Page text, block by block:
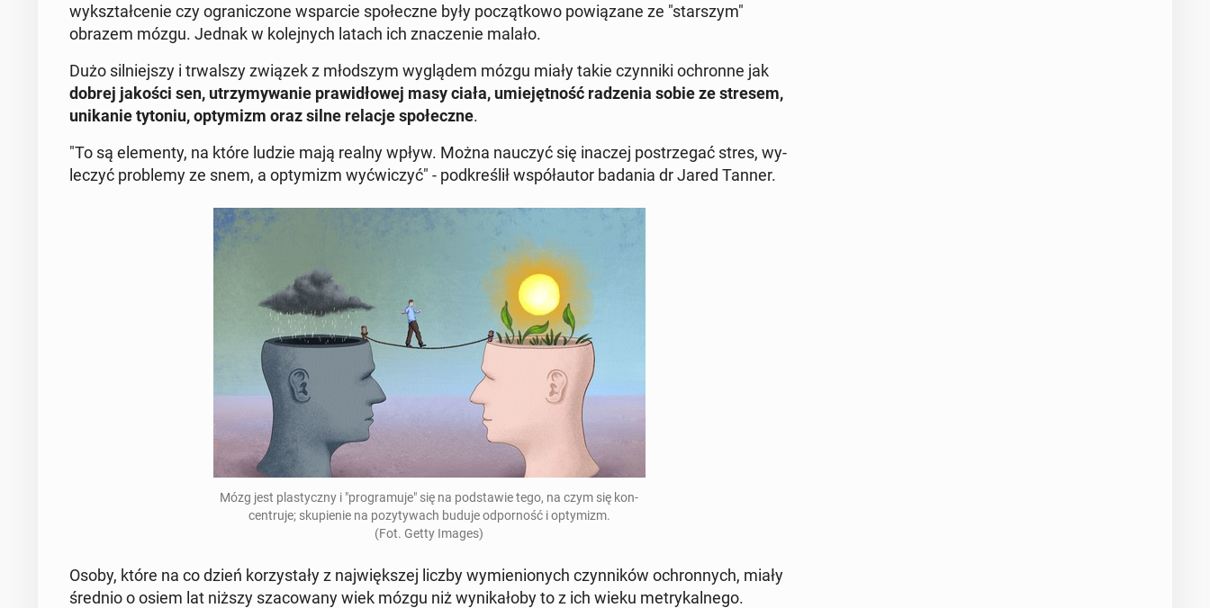
wy­kształ­ce­nie czy ogra­ni­czo­ne wspar­cie spo­łecz­ne były po­cząt­ko­wo po­wią­za­ne ze "star­szym"
obrazem mózgu. Jednak w ko­lej­nych latach ich zna­cze­nie malało.
Dużo sil­niej­szy i trwal­szy związek z młod­szym wy­glą­dem mózgu miały takie czyn­ni­ki ochron­ne jak
dobrej jakości sen, utrzy­my­wa­nie pra­wi­dło­wej masy ciała, umie­jęt­ność ra­dze­nia sobie ze stresem,
uni­ka­nie tytoniu, opty­mizm oraz silne relacje spo­łecz­ne.
"To są ele­men­ty, na które ludzie mają realny wpływ. Można nauczyć się inaczej po­strze­gać stres, wy­
le­czyć pro­ble­my ze snem, a opty­mizm wy­ćwi­czyć" - pod­kre­ślił współ­au­tor badania dr Jared Tanner.
Mózg jest pla­stycz­ny i "pro­gra­mu­je" się na pod­sta­wie tego, na czym się kon­
cen­tru­je; sku­pie­nie na po­zy­ty­wach buduje od­por­ność i opty­mizm.
(Fot. Getty Images)
Osoby, które na co dzień ko­rzy­sta­ły z naj­więk­szej liczby wy­mie­nio­nych czyn­ni­ków ochron­nych, miały
średnio o osiem lat niższy sza­co­wa­ny wiek mózgu niż wy­ni­ka­ło­by to z ich wieku me­try­kal­ne­go.